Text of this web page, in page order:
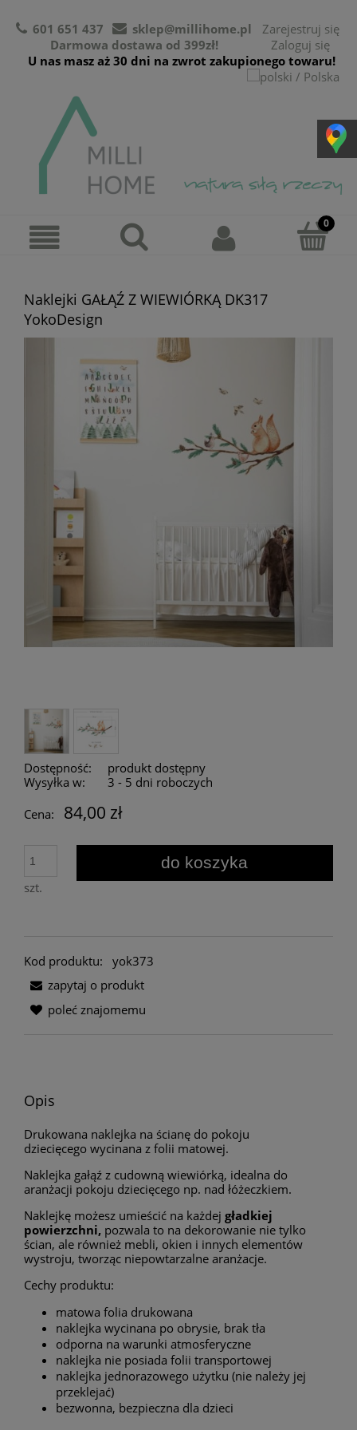
601 651 437
sklep@millihome.pl
Darmowa dostawa od 399zł!
U nas masz aż 30 dni na zwrot zakupionego towaru!
Zarejestruj się
Zaloguj się
Naklejki GAŁĄŹ Z WIEWIÓRKĄ DK317
YokoDesign
Dostępność:
produkt dostępny
Wysyłka w:
3 - 5 dni roboczych
Cena:
84,00 zł
szt.
do koszyka
Kod produktu:
yok373
zapytaj o produkt
poleć znajomemu
Opis
Drukowana naklejka na ścianę do pokoju
dziecięcego wycinana z folii matowej.
Naklejka gałąź z cudowną wiewiórką, idealna do
aranżacji pokoju dziecięcego np. nad łóżeczkiem.
Naklejkę możesz umieścić na każdej gładkiej
powierzchni, pozwala to na dekorowanie nie tylko
ścian, ale również mebli, okien i innych elementów
wystroju, tworząc niepowtarzalne aranżacje.
Cechy produktu:
matowa folia drukowana
naklejka wycinana po obrysie, brak tła
odporna na warunki atmosferyczne
naklejka nie posiada folii transportowej
naklejka jednorazowego użytku (nie należy jej
przeklejać)
bezwonna, bezpieczna dla dzieci